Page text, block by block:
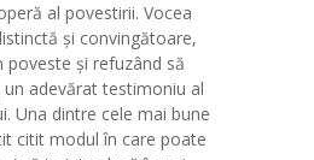
al povestirii. Vocea
și convingătoare,
poveste și refuzând să
adevărat testimoniu al
Una dintre cele mai bune
citit modul în care poate